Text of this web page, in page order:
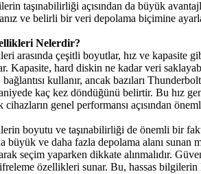
taşınabilirliği açısından da büyük
ve belirli bir veri depolama biçimine
Nelerdir?
arasında çeşitli boyutlar, hız ve kapasite
Kapasite, hard diskin ne kadar veri
kullanır, ancak bazıları
kaç kez döndüğünü belirtir. Bu hız
genel performansı açısından
boyutu ve taşınabilirliği de önemli bir
büyük ve daha fazla depolama alanı sunan
seçim yaparken dikkate alınmalıdır.
özellikleri sunar. Bu, hassas